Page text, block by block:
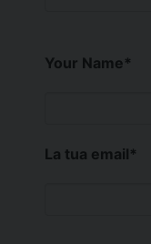
Your Name*
La tua email*